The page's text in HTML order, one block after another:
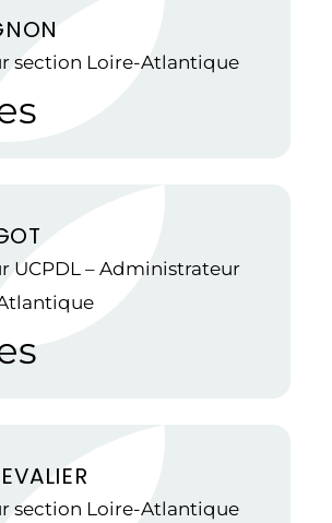
section Loire-Atlantique
UCPDL – Administrateur
section Loire-Atlantique